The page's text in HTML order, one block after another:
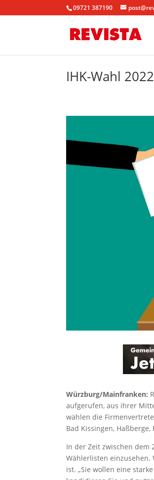
09721 387190
IHK-Wahl
Würzburg/Mainfranken:
aufgerufen, aus ihrer
wählen die
Bad Kissingen,
In der Zeit zwischen dem
Wählerlisten einzusehen.
ist. „Sie wollen eine